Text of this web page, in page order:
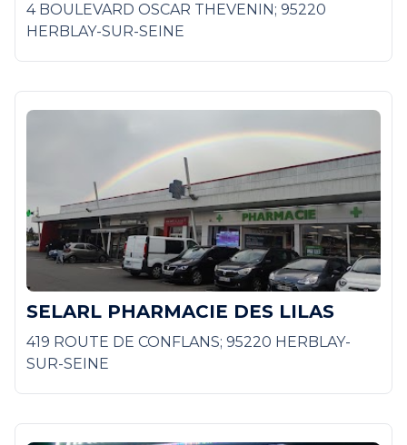
4 BOULEVARD OSCAR THEVENIN; 95220
HERBLAY-SUR-SEINE
SELARL PHARMACIE DES LILAS
419 ROUTE DE CONFLANS; 95220 HERBLAY-
SUR-SEINE